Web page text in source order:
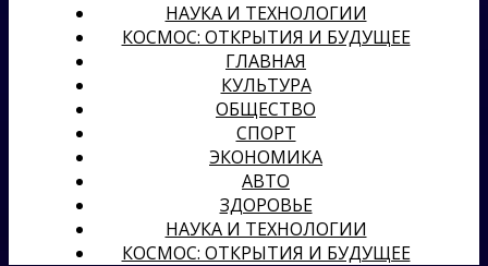
НАУКА И ТЕХНОЛОГИИ
КОСМОС: ОТКРЫТИЯ И БУДУЩЕЕ
ГЛАВНАЯ
КУЛЬТУРА
ОБЩЕСТВО
СПОРТ
ЭКОНОМИКА
АВТО
ЗДОРОВЬЕ
НАУКА И ТЕХНОЛОГИИ
КОСМОС: ОТКРЫТИЯ И БУДУЩЕЕ